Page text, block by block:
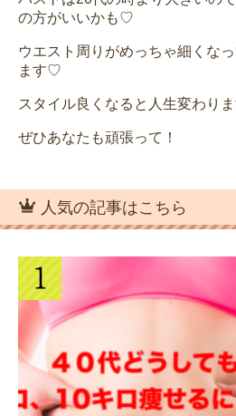
の方がいいかも♡
ウエスト周りがめっちゃ細くな
ます♡
スタイル良くなると人生変わりま
ぜひあなたも頑張って！
人気の記事はこちら